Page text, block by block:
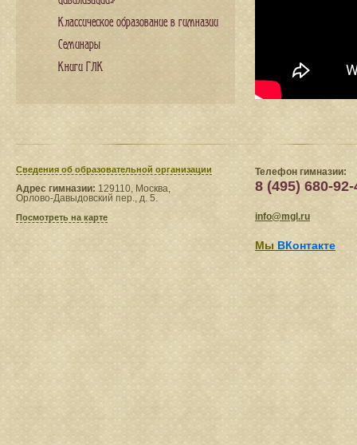
Классическое образование в гимназии
Семинары
Книги ГЛК
Сведения​ об образовательной организации
Адрес гимназии: 129110, Москва,
Орлово-Давыдовский пер., д. 5.
Посмотреть на карте
Телефон гимназии:
8 (495) 680-92-
info@mgl.ru
Мы ВКонтакте